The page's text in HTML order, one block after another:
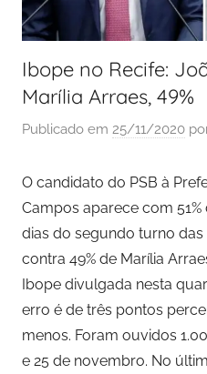
Ibope no Recife:
Marília Arraes, 49%
Publicado em 25/11/2020
O candidato do PSB à
Campos aparece com
dias do segundo turno das
contra 49% de Marília
Ibope divulgada nesta
erro é de três pontos
menos. Foram ouvidos
e 25 de novembro. No